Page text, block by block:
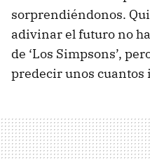
sorprendiéndonos.
adivinar el futuro no
de ‘Los Simpsons’,
predecir unos cuantos